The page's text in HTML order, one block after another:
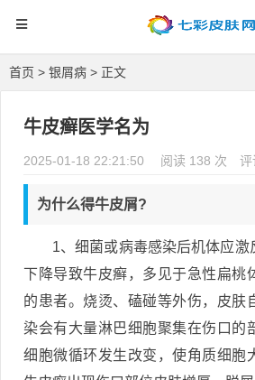
首页 > 银屑病 > 正文
牛皮癣医学名为
2025-01-18 22:21:50 阅读 138 次 评
为什么得牛皮屑?
1、细菌或病毒感染后机体应激
下降导致牛皮癣，多见于急性扁桃
的患者。烧烫、磕碰等外伤，皮肤
染会有大量淋巴细胞聚集在伤口的
细胞微循环发生改变，使角质细胞